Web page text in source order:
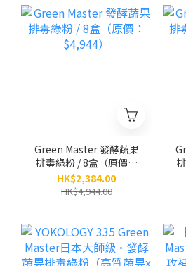
Green Master 發酵蔬果
排毒綠粉 / 8盒（原價：
$4,944）
HK$2,384.00
HK$4,944.00